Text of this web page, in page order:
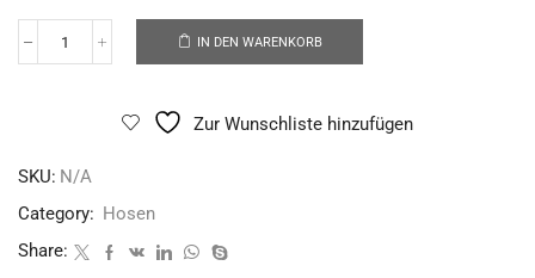
IN DEN WARENKORB
Zur Wunschliste hinzufügen
SKU: N/A
Category: Hosen
Share: